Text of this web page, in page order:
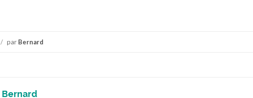
/ par Bernard
Bernard